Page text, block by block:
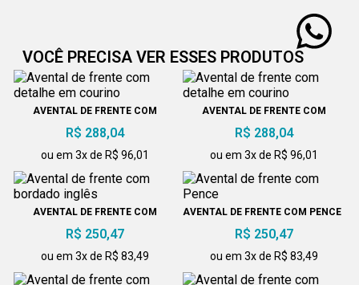
VOCÊ PRECISA VER ESSES PRODUTOS
AVENTAL DE FRENTE COM
DETALHE EM COURINO
R$ 288,04
ou em 3x de R$ 96,01
AVENTAL DE FRENTE COM
DETALHE EM COURINO
R$ 288,04
ou em 3x de R$ 96,01
AVENTAL DE FRENTE COM
BORDADO INGLÊS
R$ 250,47
ou em 3x de R$ 83,49
AVENTAL DE FRENTE COM PENCE
R$ 250,47
ou em 3x de R$ 83,49